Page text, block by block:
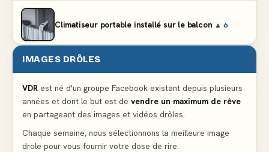
Climatiseur portable installé sur le balcon ▲ 6
Le mendiant revient avec un livre de cuisine ▲ 5
Ne pleure pas mon Martin, c'est juste du football
IMAGES DRÔLES
VDR est né d'un groupe Facebook existant depuis plusieurs
années et dont le but est de vendre un maximum de rêve
en partageant des images et vidéos drôles.
Chaque semaine, nous sélectionnons la meilleure image
drole pour vous fournir votre dose de rire.